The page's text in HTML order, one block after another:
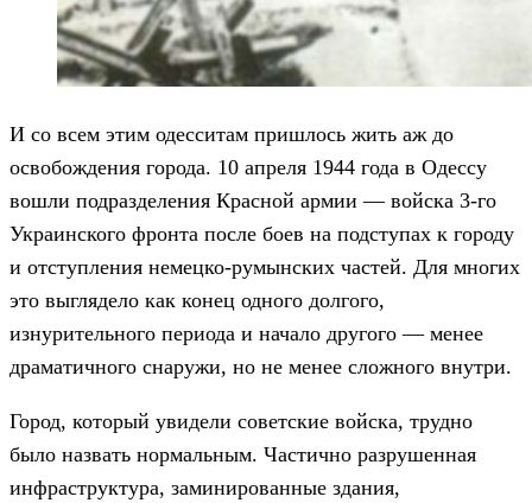
И со всем этим одесситам пришлось жить аж до
освобождения города. 10 апреля 1944 года в Одессу
вошли подразделения Красной армии — войска 3-го
Украинского фронта после боев на подступах к городу
и отступления немецко-румынских частей. Для многих
это выглядело как конец одного долгого,
изнурительного периода и начало другого — менее
драматичного снаружи, но не менее сложного внутри.
Город, который увидели советские войска, трудно
было назвать нормальным. Частично разрушенная
инфраструктура, заминированные здания,